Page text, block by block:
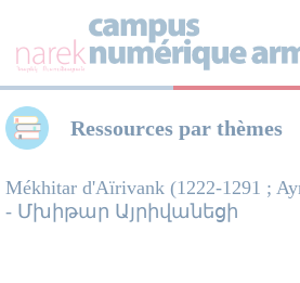
Ressources par thèmes
Mékhitar d'Aïrivank (1222-1291 ;
- Մխիթար Այրիվանեցի